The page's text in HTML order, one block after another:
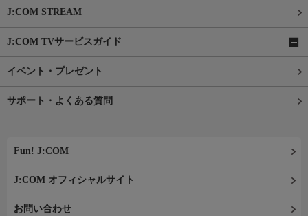
J:COM STREAM
J:COM TVサービスガイド
イベント・プレゼント
サポート・よくある質問
Fun! J:COM
J:COM オフィシャルサイト
お問い合わせ